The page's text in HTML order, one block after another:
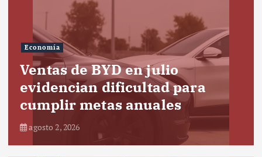
Economía
Ventas de BYD en julio
evidencian dificultad para
cumplir metas anuales
agosto 2, 2026